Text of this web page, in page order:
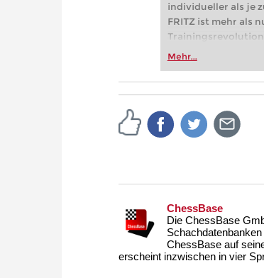
individueller als je
FRITZ ist mehr als
Vereinsschachs
zuvor.
Mehr...
ChessBase
Die ChessBase
ChessBase auf
erscheint inzwischen in vier